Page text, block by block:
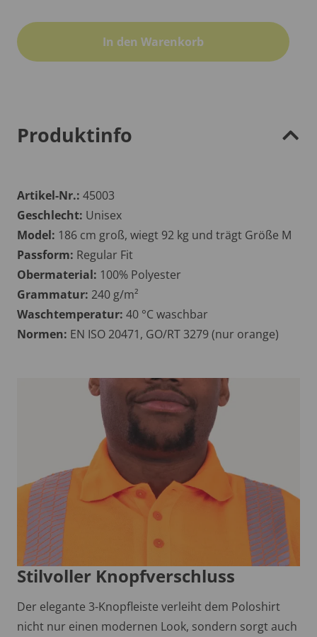
In den Warenkorb
Produktinfo
Artikel-Nr.: 45003
Geschlecht: Unisex
Model: 186 cm groß, wiegt 92 kg und trägt Größe M
Passform: Regular Fit
Obermaterial: 100% Polyester
Grammatur: 240 g/m²
Waschtemperatur: 40 °C waschbar
Normen: EN ISO 20471, GO/RT 3279 (nur orange)
Stilvoller Knopfverschluss
Der elegante 3-Knopfleiste verleiht dem Poloshirt
nicht nur einen modernen Look, sondern sorgt auch